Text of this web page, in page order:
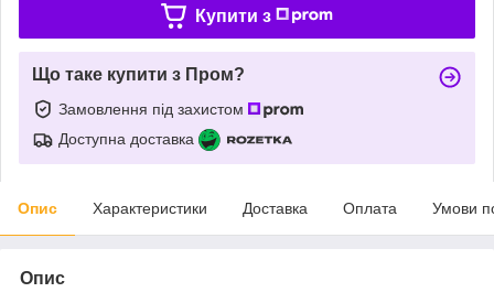
Купити з
Що таке купити з Пром?
Замовлення під захистом
Доступна доставка
Опис Характеристики Доставка Оплата Умови
Опис